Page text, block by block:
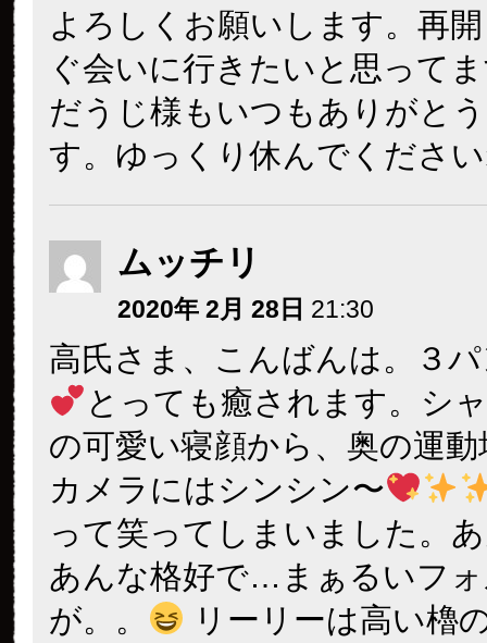
よろしくお願いします。再
ぐ会いに行きたいと思って
だうじ様もいつもありがと
す。ゆっくり休んでくださ
ムッチリ
2020年 2月 28日 21:30
高氏さま、こんばんは。３
とっても癒されます。シ
の可愛い寝顔から、奥の運
カメラにはシンシン〜
って笑ってしまいました。
あんな格好で…まぁるいフ
が。。
リーリーは高い櫓